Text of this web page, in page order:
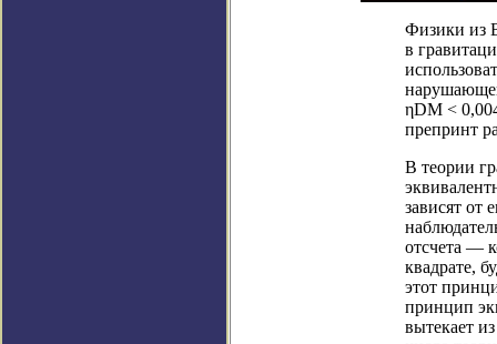
Физики из
в
ηDM <
препринт
В теории
зависят от
отсчета —
квадрате,
этот
принцип
вытекает